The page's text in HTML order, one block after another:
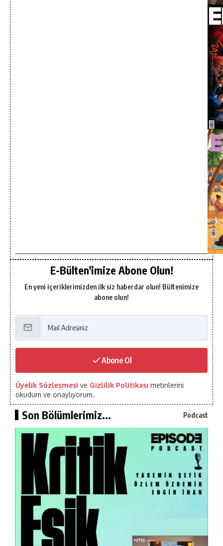
E-Bülten'imize Abone Olun!
En yeni içeriklerimizden ilk siz haberdar olun! Bültenimize
abone olun!
Abone Ol
Üyelik Sözleşmesi ve Gizlilik Politikası metinlerini
okudum ve onaylıyorum.
Son Bölümlerimiz... Podcast